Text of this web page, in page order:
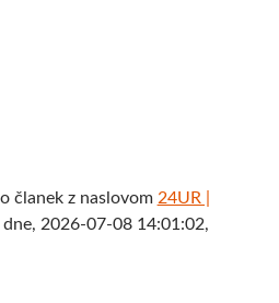
članek z naslovom 24UR |
dne, 2026-07-08 14:01:02,